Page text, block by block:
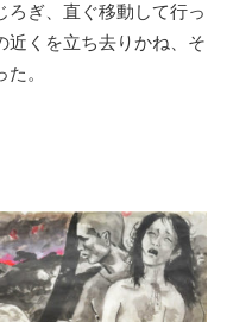
ぎ、直ぐ移動して行っ
近くを立ち去りかね、そ
。